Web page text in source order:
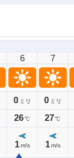
6
0 ミリ
26℃
1 m/s
7
0 ミリ
27℃
1 m/s